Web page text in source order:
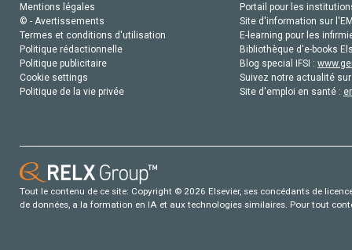
Mentions légales
© - Avertissements
Termes et conditions d'utilisation
Politique rédactionnelle
Politique publicitaire
Cookie settings
Politique de la vie privée
Portail pour les
Site d'information sur
E-learning pour les
Bibliothèque d'e-books
Blog special IFSI :
Suivez notre actualité
Site d'emploi en santé :
Tout le contenu de ce site: Copyright © 2026 Elsevier, ses concédants de
de données, a la formation en IA et aux technologies similaires. Pour tout